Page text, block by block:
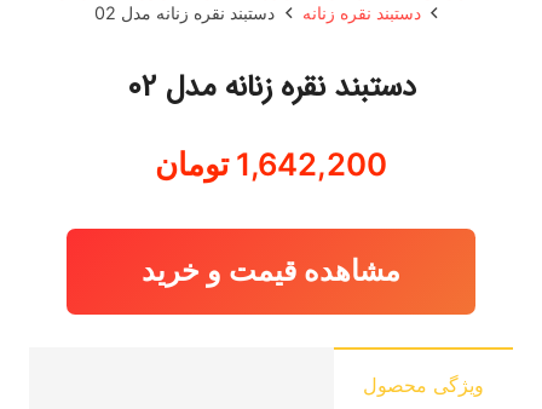
دستبند نقره زنانه
دستبند نقره زنانه مدل 02
دستبند نقره زنانه مدل 02
1,642,200 تومان
مشاهده قیمت و خرید
ویژگی محصول